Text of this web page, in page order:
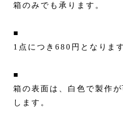
箱のみでも承ります。
■
1点につき680円となります
■
箱の表面は、白色で製作
します。